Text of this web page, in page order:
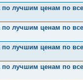
лучшим ценам по
лучшим ценам по
лучшим ценам по
лучшим ценам по